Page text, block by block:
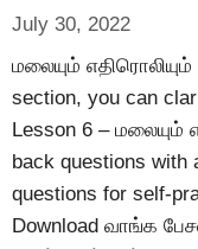
July 30, 2022
மலையும்
section, you can
Lesson 6 – மலையும்
back questions with
questions for self-
Download வாங்க